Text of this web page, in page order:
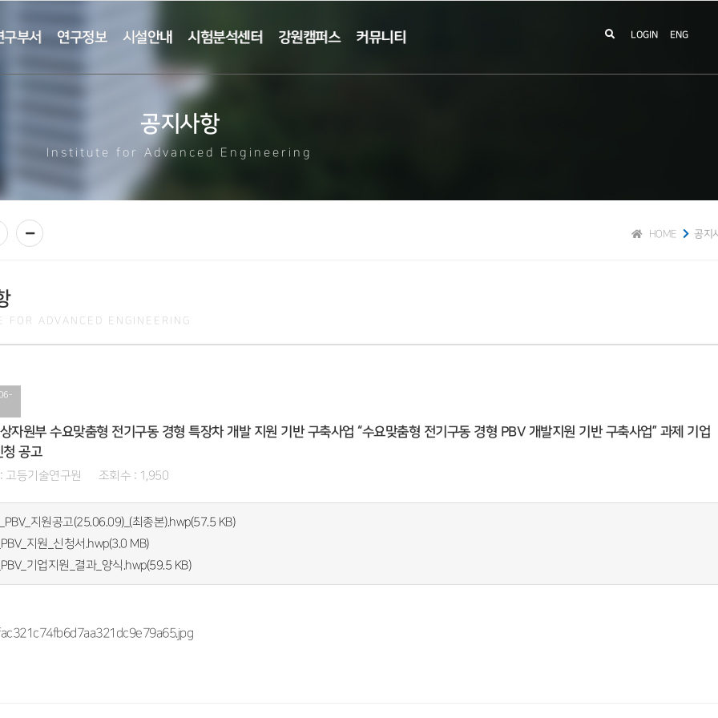
구부서 연구정보 시설안내 시험분석센터 강원캠퍼스 커뮤니티 LOGIN ENG
공지사항
Institute for Advanced Engineering
공지
HOME
FOR ADVANCED ENGINEERING
자원부 수요맞춤형 전기구동 경형 특장차 개발 지원 기반 구축사업 “수요맞춤형 전기구동 경형 PBV 개발지원 기반 구축사업” 과제 기업
청 공고
: 고등기술연구원 조회수 : 1,950
지원공고(25.06.09)_(최종본).hwp(57.5 KB)
지원_신청서.hwp(3.0 MB)
기업지원_결과_양식.hwp(59.5 KB)